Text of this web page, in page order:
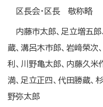
区長会・区長 敬称略
内藤市太郎、足立増五郎
蔵、溝呂木市郎、岩﨑榮次
利、川野亀太郎、内藤久米
満、足立正四、代田勝蔵、
野弥太郎